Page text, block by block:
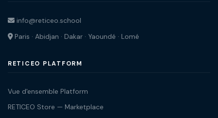
info@reticeo.school
Paris · Abidjan · Dakar · Yaoundé · Lomé
RETICEO PLATFORM
Vue d'ensemble Platform
RETICEO Store — Marketplace